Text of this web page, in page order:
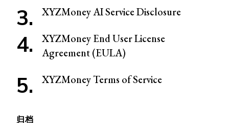
XYZMoney AI Service Disclosure
XYZMoney End User License
Agreement (EULA)
XYZMoney Terms of Service
归档